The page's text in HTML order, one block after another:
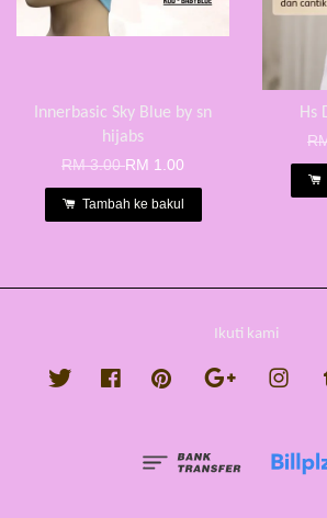
Innerbasic Sky Blue by sn
hijabs
RM 3.00RM 1.00
Tambah ke bakul
Hs
Ikuti kami
Twitter FacebookPinterest Google